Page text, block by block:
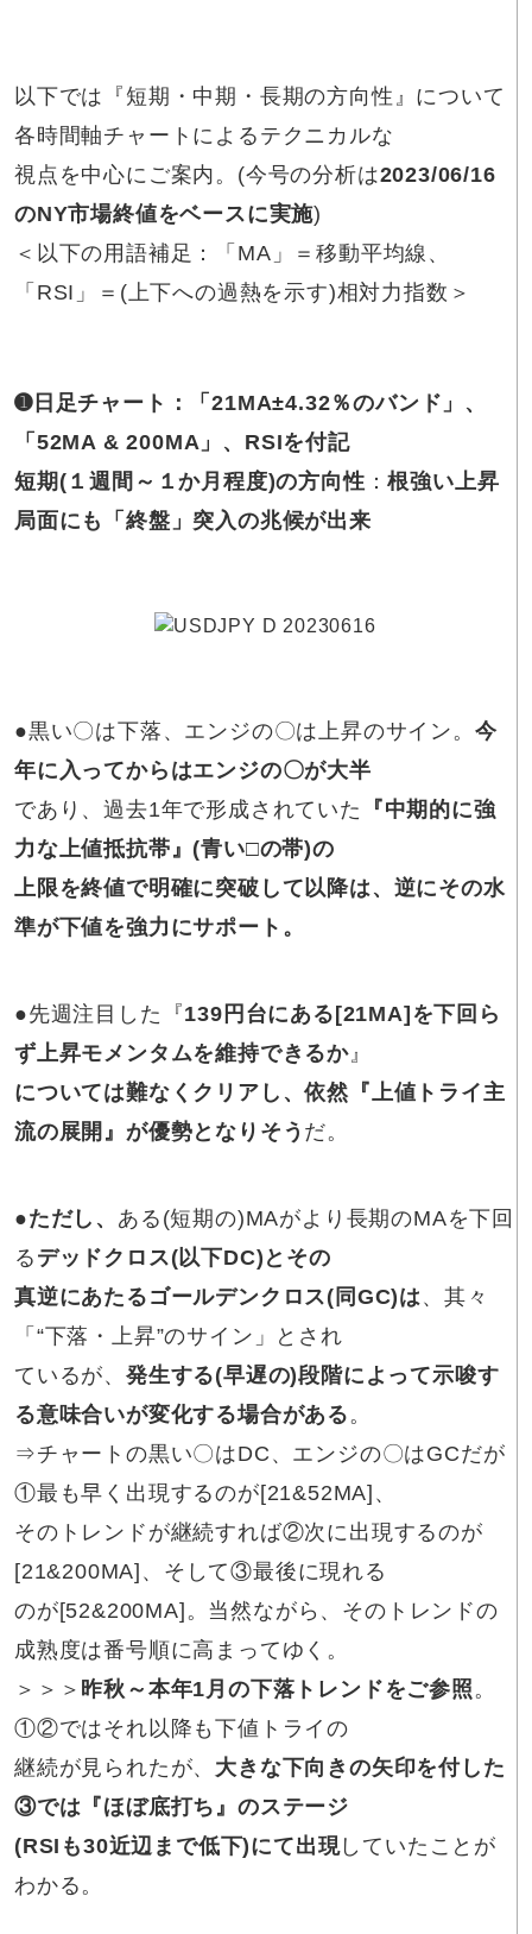
以下では『短期・中期・長期の方向性』について
各時間軸チャートによるテクニカルな
視点を中心にご案内。(今号の分析は2023/06/16
のNY市場終値をベースに実施)
＜以下の用語補足：「MA」＝移動平均線、
「RSI」＝(上下への過熱を示す)相対力指数＞
➊日足チャート：「21MA±4.32％のバンド」、
「52MA & 200MA」、RSIを付記
短期(１週間～１か月程度)の方向性 ：根強い上昇
局面にも「終盤」突入の兆候が出来
●黒い〇は下落、エンジの〇は上昇のサイン。 今
年に入ってからはエンジの〇が大半
であり、過去1年で形成されていた
『中期的に強
力な上値抵抗帯』(青い□の帯)の
上限を終値で明確に突破して以降は、逆にその水
準が下値を強力にサポート。
●先週注目した『139円台にある[21MA]を下回ら
ず上昇モメンタムを維持できるか』
については難なくクリアし、依然『上値トライ主
流の展開』が優勢となりそう だ。
●ただし、 ある(短期の)MAがより長期のMAを下回
る デッドクロス(以下DC)とその
真逆にあたるゴールデンクロス(同GC)は、其々
「“下落・上昇”のサイン」とされ
ているが、 発生する(早遅の)段階によって示唆す
る意味合いが変化する場合がある。
⇒チャートの黒い〇はDC、エンジの〇はGCだが
①最も早く出現するのが[21&52MA]、
そのトレンドが継続すれば②次に出現するのが
[21&200MA]、そして③最後に現れる
のが[52&200MA]。当然ながら、そのトレンドの
成熟度は番号順に高まってゆく。
＞＞＞ 昨秋～本年1月の下落トレンドをご参照。
①②ではそれ以降も下値トライの
継続が見られたが、 大きな下向きの矢印を付した
③では『ほぼ底打ち』のステージ
(RSIも30近辺まで低下)にて出現していたことが
わかる。